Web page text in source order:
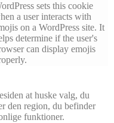
sets this cookie
a user interacts with
on a WordPress site. It
determine if the user's
can display emojis
at huske valg, du
den region, du befinder
funktioner.